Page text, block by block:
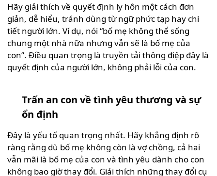
Hãy giải thích về quyết định ly hôn một cách đơn
giản, dễ hiểu, tránh dùng từ ngữ phức tạp hay chi
tiết người lớn. Ví dụ, nói “bố mẹ không thể sống
chung một nhà nữa nhưng vẫn sẽ là bố mẹ của
con”. Điều quan trọng là truyền tải thông điệp đây là
quyết định của người lớn, không phải lỗi của con.
Trấn an con về tình yêu thương và sự
ổn định
Đây là yếu tố quan trọng nhất. Hãy khẳng định rõ
ràng rằng dù bố mẹ không còn là vợ chồng, cả hai
vẫn mãi là bố mẹ của con và tình yêu dành cho con
không bao giờ thay đổi. Giải thích những thay đổi cụ